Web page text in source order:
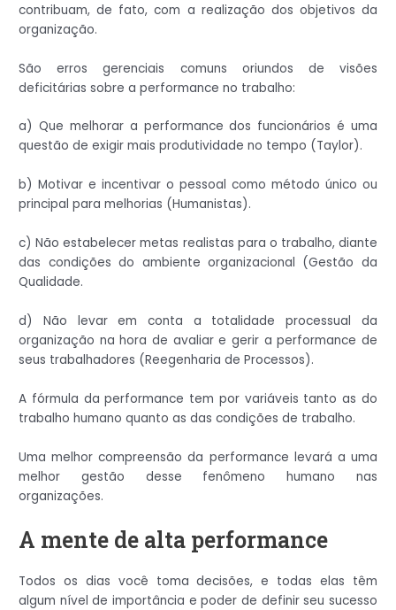
contribuam, de fato, com a realização dos objetivos da
organização.
São erros gerenciais comuns oriundos de visões
deficitárias sobre a performance no trabalho:
a) Que melhorar a performance dos funcionários é uma
questão de exigir mais produtividade no tempo (Taylor).
b) Motivar e incentivar o pessoal como método único ou
principal para melhorias (Humanistas).
c) Não estabelecer metas realistas para o trabalho, diante
das condições do ambiente organizacional (Gestão da
Qualidade.
d) Não levar em conta a totalidade processual da
organização na hora de avaliar e gerir a performance de
seus trabalhadores (Reegenharia de Processos).
A fórmula da performance tem por variáveis tanto as do
trabalho humano quanto as das condições de trabalho.
Uma melhor compreensão da performance levará a uma
melhor gestão desse fenômeno humano nas
organizações.
A mente de alta performance
Todos os dias você toma decisões, e todas elas têm
algum nível de importância e poder de definir seu sucesso